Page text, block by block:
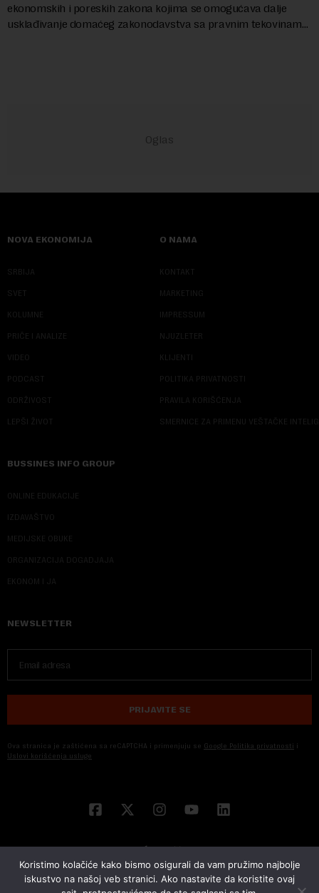
ekonomskih i poreskih zakona kojima se omogućava dalje
usklađivanje domaćeg zakonodavstva sa pravnim tekovinama
NOVA EKONOMIJA
SRBIJA
SVET
KOLUMNE
PRIČE I ANALIZE
VIDEO
PODCAST
ODRŽIVOST
LEPŠI ŽIVOT
O NAMA
KONTAKT
MARKETING
IMPRESSUM
NJUZLETER
KLIJENTI
POLITIKA PRIVATNOSTI
PRAVILA KORIŠĆENJA
SMERNICE ZA PRIMENU VEŠTAČKE
BUSSINES INFO GROUP
ONLINE EDUKACIJE
IZDAVAŠTVO
MEDIJSKE OBUKE
ORGANIZACIJA DOGADJAJA
EKONOM I JA
NEWSLETTER
PRIJAVITE SE
Ova stranica je zaštićena sa reCAPTCHA i primenjuju se Google Politika privatnosti i
Uslovi korišćenja usluge
Koristimo kolačiće kako bismo osigurali da vam pružimo najbolje
iskustvo na našoj veb stranici. Ako nastavite da koristite ovaj